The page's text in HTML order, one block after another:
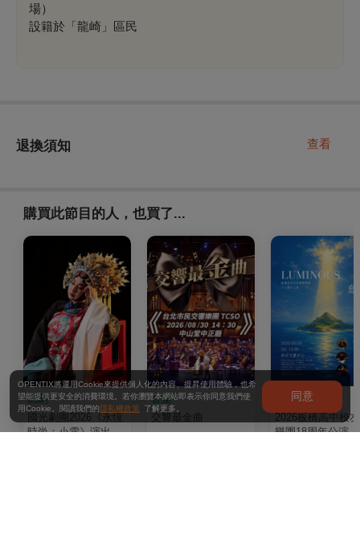
場）
設籍於「龍崎」區民
退換須知 查看
購買此節目的人，也買了...
戲劇
國光劇團2026《永恆
時尚：小雪》演出
音樂
交響最金曲
音樂
2026板橋高中校
樂團18周年公演
OPENTIX將運用Cookie來提供個人化的內容、提昇使用體驗，也希
望能提供更安全的消費環境。若你瀏覽本網站即表示你同意我們使
用Cookie。閱讀我們的隱私權政策 了解更多。
同意